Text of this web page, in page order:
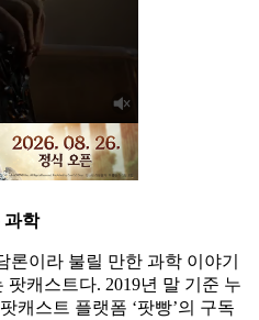
과학
론이라 불릴 만한 과학 이야기
캐스트다. 2019년 말 기준 누
캐스트 플랫폼 ‘팟빵’의 구독